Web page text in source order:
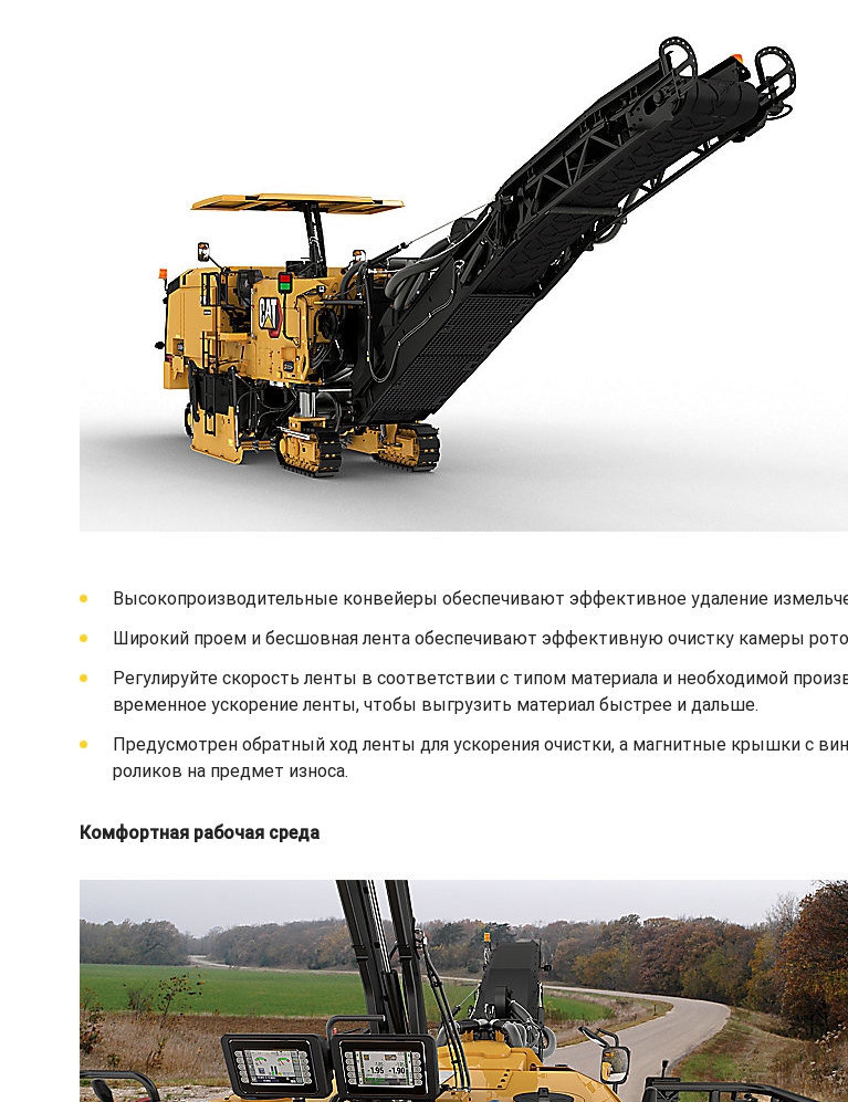
Высокопроизводительные конвейеры обеспечивают эффективное удаление
Широкий проем и бесшовная лента обеспечивают эффективную очистку камеры
Регулируйте скорость ленты в соответствии с типом материала и необходимой
временное ускорение ленты, чтобы выгрузить материал быстрее и дальше.
Предусмотрен обратный ход ленты для ускорения очистки, а магнитные крышки с
роликов на предмет износа.
Комфортная рабочая среда